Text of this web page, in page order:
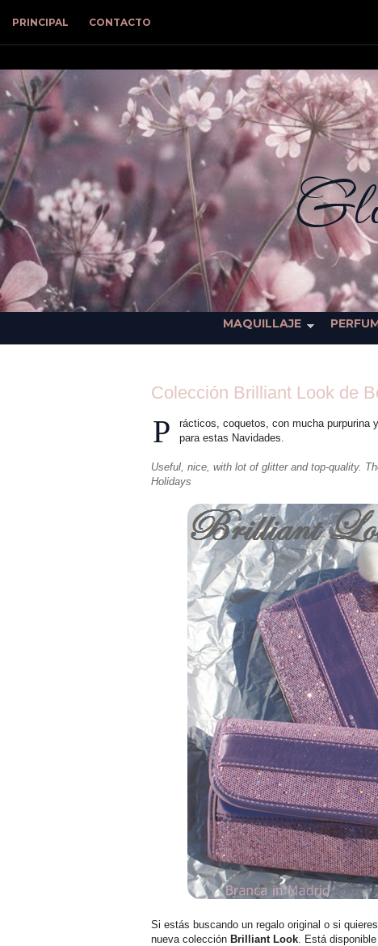
PRINCIPAL CONTACTO
MAQUILLAJE
Colección Brilliant Look de
P rácticos, coquetos, con mucha purpurina
para estas Navidades.
Useful, nice, with lot of glitter and top-quality.
Holidays
Si estás buscando un regalo original o si
nueva colección Brilliant Look . Está